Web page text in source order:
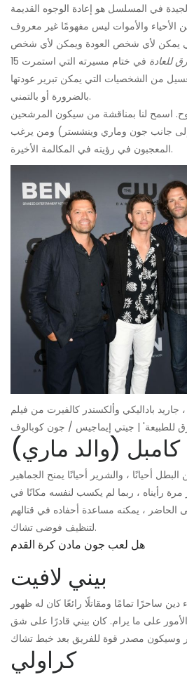
الأحياء والأموات ليس مفهومًا غير معروف
يمكن لأي شخص العودة ويمكن لأي شخص
للعادة
في ختام مسيرته التي استمرت 15
من الشخصيات التي يمكن تبرير عودتها
بالضرورة أو بالتمني.
اسمح لنا بمناقشة من سيكون المرشحين
(إلى جانب جون وماري وينشستر) ومن يرغب
المعجبون في رؤيته في المكالمة الأخيرة.
باداليكي وألكسندر كالفيرت من فيلم
للطبيعة' | جيتي إيماجيس / جون كوبالوف
(والد ماري)
أحيانًا ، والشرير أحيانًا يمنح الجماهير
رأيناه ، ربما لم يكسب لنفسه مكانًا في
الحاضر ، يمكنه مساعدة أحفاده في قتالهم
لتنظيف فوضى تشاك.
هل لعب جون مادن كرة القدم
بيني لافيت
ساحرًا تمامًا ومقاتلًا رائعًا كان له ظهور
على ما يرام. كان بيني قادرًا على شق
كراولي